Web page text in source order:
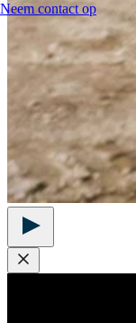
Neem contact op